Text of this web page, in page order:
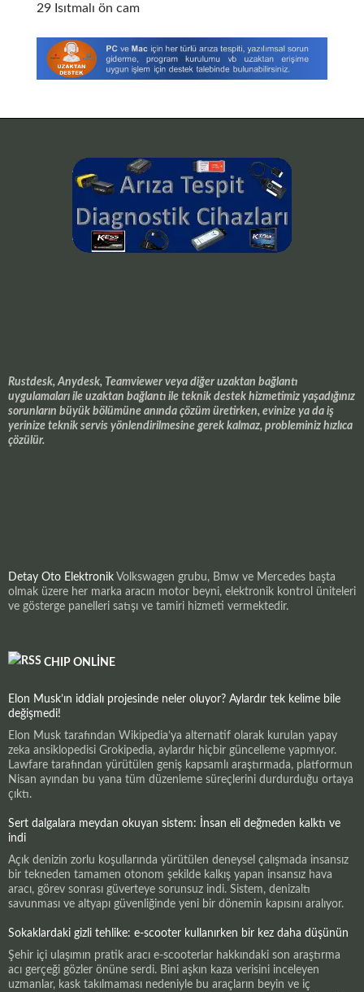
29 Isıtmalı ön cam
Rustdesk, Anydesk, Teamviewer veya diğer uzaktan bağlantı
uygulamaları ile uzaktan bağlantı ile teknik destek hizmetimiz yaşadığınız
sorunların büyük bölümüne anında çözüm üretirken, evinize ya da iş
yerinize teknik servis yönlendirilmesine gerek kalmaz, probleminiz hızlıca
çözülür.
Detay Oto Elektronik Volkswagen grubu, Bmw ve Mercedes başta
olmak üzere her marka aracın motor beyni, elektronik kontrol üniteleri
ve gösterge panelleri satışı ve tamiri hizmeti vermektedir.
CHIP ONLINE
Elon Musk’ın iddialı projesinde neler oluyor? Aylardır tek kelime bile
değişmedi!
Elon Musk tarafından Wikipedia’ya alternatif olarak kurulan yapay
zeka ansiklopedisi Grokipedia, aylardır hiçbir güncelleme yapmıyor.
Lawfare tarafından yürütülen geniş kapsamlı araştırmada, platformun
Nisan ayından bu yana tüm düzenleme süreçlerini durdurduğu ortaya
çıktı.
Sert dalgalara meydan okuyan sistem: İnsan eli değmeden kalktı ve
indi
Açık denizin zorlu koşullarında yürütülen deneysel çalışmada insansız
bir tekneden tamamen otonom şekilde kalkış yapan insansız hava
aracı, görev sonrası güverteye sorunsuz indi. Sistem, denizaltı
savunması ve altyapı güvenliğinde yeni bir dönemin kapısını aralıyor.
Sokaklardaki gizli tehlike: e-scooter kullanırken bir kez daha düşünün
Şehir içi ulaşımın pratik aracı e-scooterlar hakkındaki son araştırma
acı gerçeği gözler önüne serdi. Bini aşkın kaza verisini inceleyen
uzmanlar, kask takılmaması nedeniyle bu araçların beyin ve iç